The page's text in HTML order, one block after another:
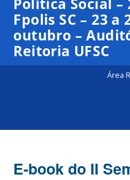
Política Social –
Fpolis SC – 23 a
outubro –
Reitoria UFSC
Área
E-book do II